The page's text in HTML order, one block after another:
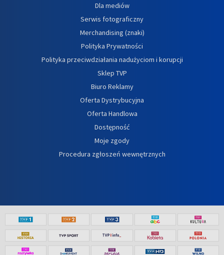
Dla mediów
Serwis fotograficzny
Merchandising (znaki)
Polityka Prywatności
Polityka przeciwdziałania nadużyciom i korupcji
Sklep TVP
Biuro Reklamy
Oferta Dystrybucyjna
Oferta Handlowa
Dostępność
Moje zgody
Procedura zgłoszeń wewnętrznych